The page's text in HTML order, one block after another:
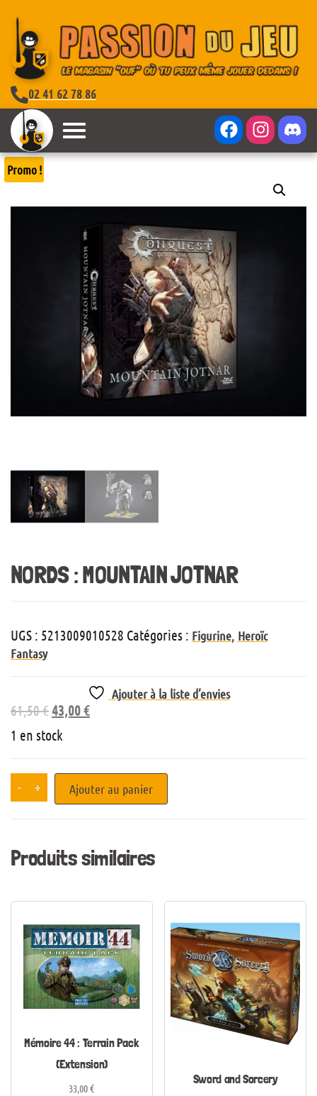
02 41 62 78 86
Promo !
NORDS : MOUNTAIN JOTNAR
UGS : 5213009010528 Catégories : Figurine, Heroïc
Fantasy
Ajouter à la liste d’envies
61,50€ 43,00€
1 en stock
- + Ajouter au panier
Produits similaires
Mémoire 44 : Terrain Pack
(Extension)
33,00€
Sword and Sorcery